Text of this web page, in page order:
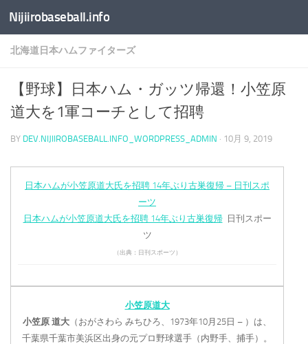
コンテンツへスキップ
Nijiirobaseball.info
北海道日本ハムファイターズ
【野球】日本ハム・ガッツ帰還！小笠原
道大を1軍コーチとして招聘
BY DEV.NIJIIROBASEBALL.INFO_WORDPRESS_ADMIN · 10月 9, 2019
日本ハムが小笠原道大氏を招聘 14年ぶり古巣復帰 – 日刊スポ
ーツ
日本ハムが小笠原道大氏を招聘 14年ぶり古巣復帰
日刊スポー
ツ
（出典：日刊スポーツ）
小笠原道大
小笠原 道大 （おがさわら みちひろ、1973年10月25日 – ）は、
千葉県千葉市美浜区出身の元プロ野球選手（内野手、捕手）。